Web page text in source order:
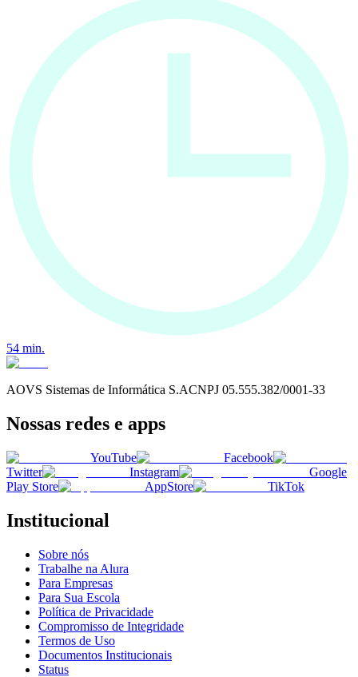
54 min.
AOVS Sistemas de Informática S.ACNPJ 05.555.382/0001-33
Nossas redes e apps
YouTube
Facebook
Twitter
Instagram
Google
Play Store
AppStore TikTok
Institucional
Sobre nós
Trabalhe na Alura
Para Empresas
Para Sua Escola
Política de Privacidade
Compromisso de Integridade
Termos de Uso
Documentos Institucionais
Status